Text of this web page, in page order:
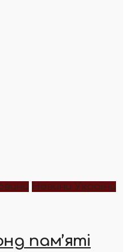
Новини України
пам’яті